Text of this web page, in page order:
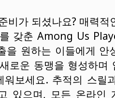
비가 되셨나요? 매력적
갖춘 Among Us
을 원하는 이들에게 안
로운 동맹을 형성하며
보세요. 추적의 스릴
있으며, 모든 온라인